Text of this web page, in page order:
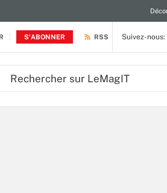
S'ABONNER RSS Suivez-nous: